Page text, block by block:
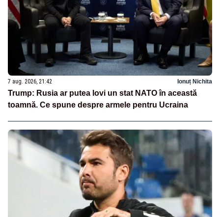
7 aug. 2026, 21:42 Ionuț Nichita
Trump: Rusia ar putea lovi un stat NATO în această
toamnă. Ce spune despre armele pentru Ucraina